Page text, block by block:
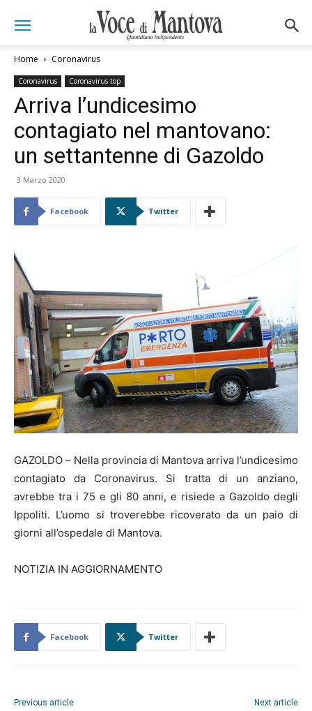
Home Coronavirus
Coronavirus Coronavirus top
Arriva l’undicesimo
contagiato nel mantovano:
un settantenne di Gazoldo
3 Marzo 2020
Facebook Twitter
GAZOLDO – Nella provincia di Mantova arriva l’undicesimo
contagiato da Coronavirus. Si tratta di un anziano,
avrebbe tra i 75 e gli 80 anni, e risiede a Gazoldo degli
Ippoliti. L’uomo si troverebbe ricoverato da un paio di
giorni all’ospedale di Mantova.
NOTIZIA IN AGGIORNAMENTO
Facebook Twitter
Previous article Next article